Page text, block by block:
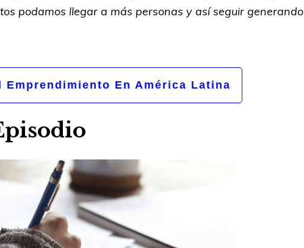
podamos llegar a más personas y así seguir generando
Emprendimiento En América Latina